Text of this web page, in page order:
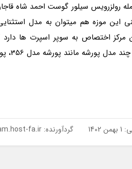
اختصاص به سوپر اسپرت ها دارد
1 بهمن 1402 گردآورنده: fa.ir